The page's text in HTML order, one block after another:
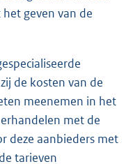
geven van de
de kosten van de
meenemen in het
met de
deze aanbieders met
tarieven